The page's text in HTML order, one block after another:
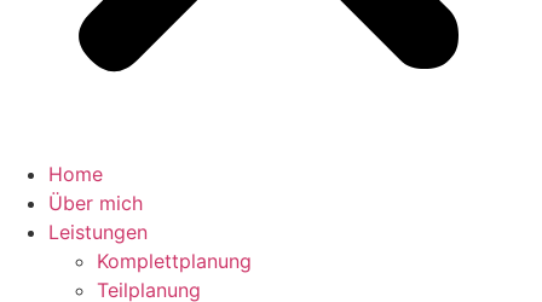
Home
Über mich
Leistungen
Komplettplanung
Teilplanung